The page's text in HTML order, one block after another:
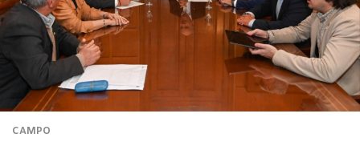
CAMPO